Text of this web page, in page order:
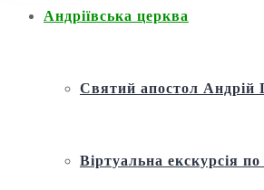
Андріївська церква
Святий апостол Андрій
Віртуальна екскурсія по